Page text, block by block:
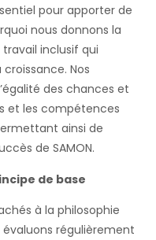
pour apporter de
nous donnons la
inclusif qui
Nos
des chances et
et les compétences
ainsi de
de SAMON.
de base
à la philosophie
évaluons régulièrement